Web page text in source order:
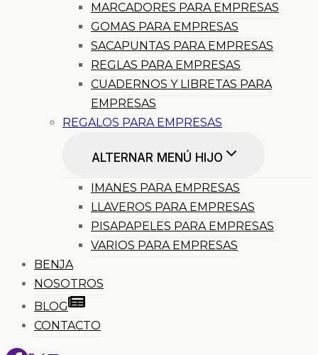
MARCADORES PARA EMPRESAS
GOMAS PARA EMPRESAS
SACAPUNTAS PARA EMPRESAS
REGLAS PARA EMPRESAS
CUADERNOS Y LIBRETAS PARA
EMPRESAS
REGALOS PARA EMPRESAS
ALTERNAR MENÚ HIJO
IMANES PARA EMPRESAS
LLAVEROS PARA EMPRESAS
PISAPAPELES PARA EMPRESAS
VARIOS PARA EMPRESAS
BENJA
NOSOTROS
BLOG
CONTACTO